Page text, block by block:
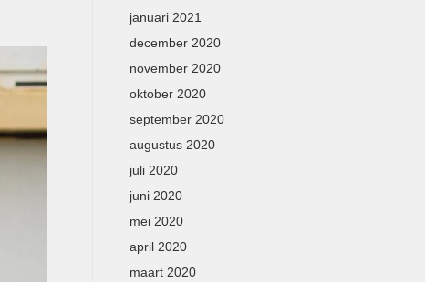
januari 2021
december 2020
november 2020
oktober 2020
september 2020
augustus 2020
juli 2020
juni 2020
mei 2020
april 2020
maart 2020